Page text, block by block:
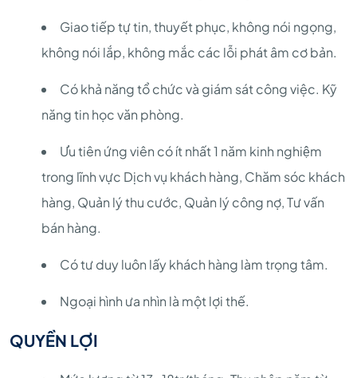
Giao tiếp tự tin, thuyết phục, không nói ngọng,
không nói lắp, không mắc các lỗi phát âm cơ bản.
Có khả năng tổ chức và giám sát công việc. Kỹ
năng tin học văn phòng.
Ưu tiên ứng viên có ít nhất 1 năm kinh nghiệm
trong lĩnh vực Dịch vụ khách hàng, Chăm sóc khách
hàng, Quản lý thu cước, Quản lý công nợ, Tư vấn
bán hàng.
Có tư duy luôn lấy khách hàng làm trọng tâm.
Ngoại hình ưa nhìn là một lợi thế.
QUYỀN LỢI